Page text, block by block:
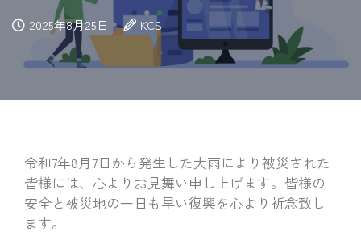
2025年8月25日 KCS
令和7年8月7日から発生した大雨により被災された
皆様には、心よりお見舞い申し上げます。皆様の
安全と被災地の一日も早い復興を心より祈念致し
ます。